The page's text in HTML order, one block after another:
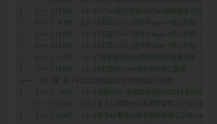
│   ├── [215M]  12-9infer组件封装AIChat数据图表可视化工
│   ├── [ 43M]  12-10实现Infer组件中Agent核心机制（上）
│   ├── [132M]  12-11实现Infer组件中Agent核心机制（中）
│   ├── [218M]  12-12实现Infer组件中Agent核心机制（下）
│   ├── [ 51M]  12-13将系统指标问题绘制统计图表报告
│   └── [126M]  12-14实现AIChat对外API接口服务
├──  第13章 基于AI实现智能自动化管理和监控系统/
│   ├── [ 16M]  13-1功能分析-系统性能指标异常AI系统问题分
│   ├── [121M]  13-2基于AI智能分析系统异常情况之核心
│   ├── [168M]  13-3基于AI智能分析系统异常情况之核心